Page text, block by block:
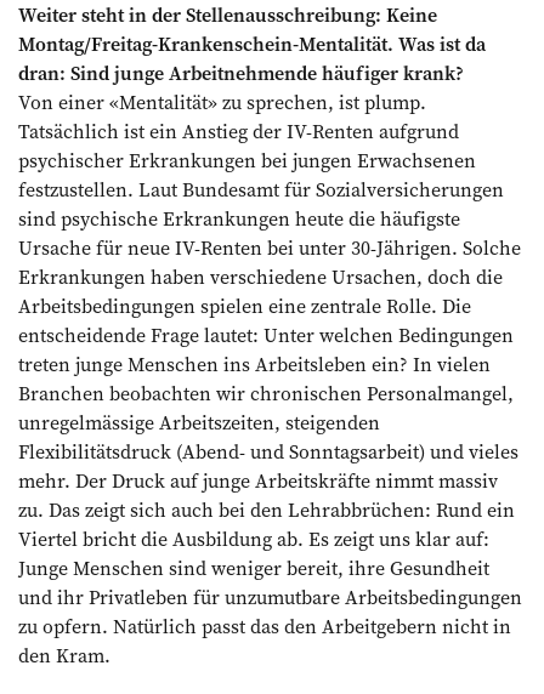
Weiter steht in der Stellenausschreibung: Keine
Montag/Freitag-Krankenschein-Mentalität. Was ist da
dran: Sind junge Arbeitnehmende häufiger krank?
Von einer «Mentalität» zu sprechen, ist plump.
Tatsächlich ist ein Anstieg der IV-Renten aufgrund
psychischer Erkrankungen bei jungen Erwachsenen
festzustellen. Laut Bundesamt für Sozialversicherungen
sind psychische Erkrankungen heute die häufigste
Ursache für neue IV-Renten bei unter 30-Jährigen. Solche
Erkrankungen haben verschiedene Ursachen, doch die
Arbeitsbedingungen spielen eine zentrale Rolle. Die
entscheidende Frage lautet: Unter welchen Bedingungen
treten junge Menschen ins Arbeitsleben ein? In vielen
Branchen beobachten wir chronischen Personalmangel,
unregelmässige Arbeitszeiten, steigenden
Flexibilitätsdruck (Abend- und Sonntagsarbeit) und vieles
mehr. Der Druck auf junge Arbeitskräfte nimmt massiv
zu. Das zeigt sich auch bei den Lehrabbrüchen: Rund ein
Viertel bricht die Ausbildung ab. Es zeigt uns klar auf:
Junge Menschen sind weniger bereit, ihre Gesundheit
und ihr Privatleben für unzumutbare Arbeitsbedingungen
zu opfern. Natürlich passt das den Arbeitgebern nicht in
den Kram.